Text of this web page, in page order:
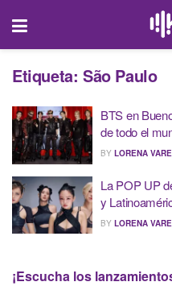
Etiqueta: São Paulo
BTS en
de todo el
BY LORENA
La POP UP
y
BY LORENA
¡Escucha los